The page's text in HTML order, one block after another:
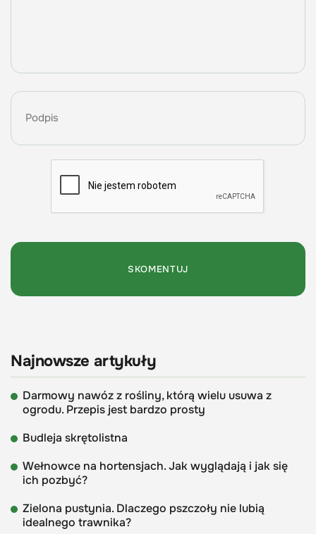
Najnowsze artykuły
Darmowy nawóz z rośliny, którą wielu usuwa z
ogrodu. Przepis jest bardzo prosty
Budleja skrętolistna
Wełnowce na hortensjach. Jak wyglądają i jak się
ich pozbyć?
Zielona pustynia. Dlaczego pszczoły nie lubią
idealnego trawnika?